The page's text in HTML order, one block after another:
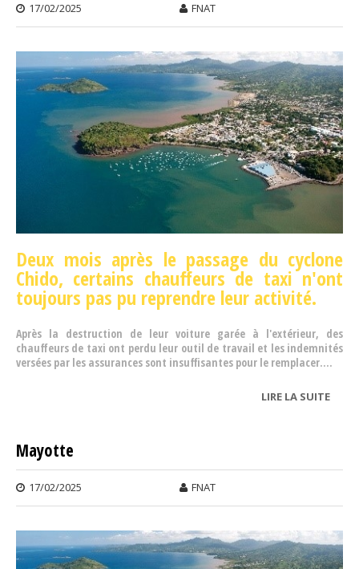
17/02/2025 FNAT
Deux mois après le passage du cyclone
Chido, certains chauffeurs de taxi n'ont
toujours pas pu reprendre leur activité.
Après la destruction de leur voiture garée à l'extérieur, des
chauffeurs de taxi ont perdu leur outil de travail et les indemnités
versées par les assurances sont insuffisantes pour le remplacer....
LIRE LA SUITEDE
Mayotte
17/02/2025 FNAT